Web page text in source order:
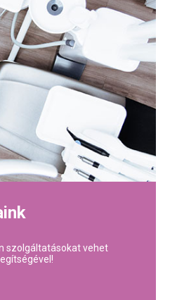
szolgáltatásokat vehet